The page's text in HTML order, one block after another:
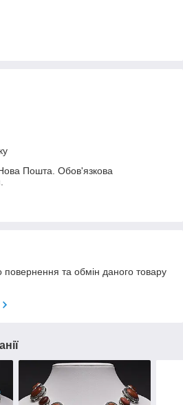
Пошта. Обов'язкова
та обмін даного товару